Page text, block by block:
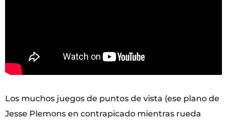
Los muchos juegos de puntos de vista (ese plano de
Jesse Plemons en contrapicado mientras rueda